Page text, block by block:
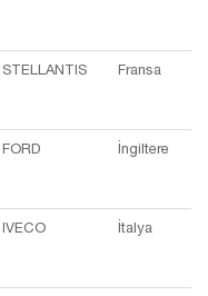
STELLANTIS Fransa
FORD İngiltere
IVECO İtalya